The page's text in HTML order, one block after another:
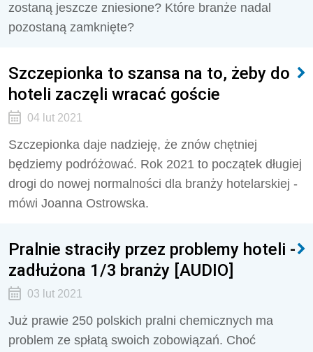
zostaną jeszcze zniesione? Które branże nadal
pozostaną zamknięte?
Szczepionka to szansa na to, żeby do
hoteli zaczęli wracać goście
04 lut 2021
Szczepionka daje nadzieję, że znów chętniej
będziemy podróżować. Rok 2021 to początek długiej
drogi do nowej normalności dla branży hotelarskiej -
mówi Joanna Ostrowska.
Pralnie straciły przez problemy hoteli -
zadłużona 1/3 branży [AUDIO]
03 lut 2021
Już prawie 250 polskich pralni chemicznych ma
problem ze spłatą swoich zobowiązań. Choć